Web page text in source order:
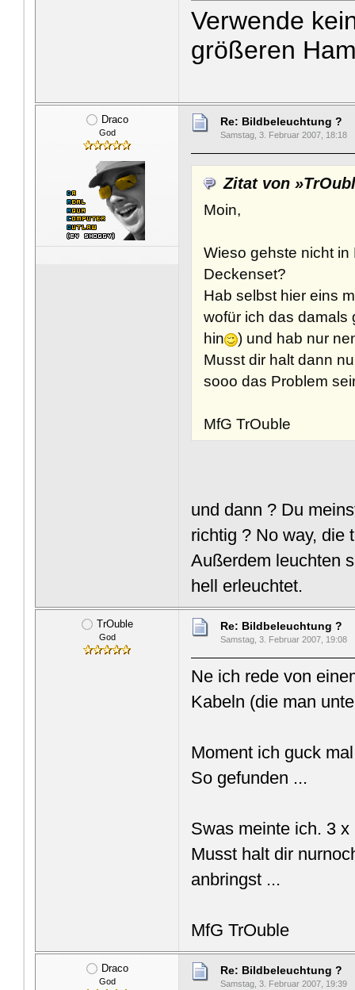
Verwende
größeren
Draco
God
Re: Bildbeleuchtung ?
Samstag, 3. Februar 2007, 18:18
Zitat von
Moin,
Wieso gehste nicht
Deckenset?
Hab selbst hier eins
wofür ich das damals
hin
) und hab nur
Musst dir halt dann
sooo das Problem
MfG TrOuble
und dann ? Du
richtig ? No way, die
Außerdem leuchten
hell erleuchtet.
TrOuble
God
Re: Bildbeleuchtung ?
Samstag, 3. Februar 2007, 19:08
Ne ich rede von
Kabeln (die man
Moment ich guck
So gefunden ...
Swas meinte ich. 3
Musst halt dir
anbringst ...
MfG TrOuble
Draco
God
Re: Bildbeleuchtung ?
Samstag, 3. Februar 2007, 19:39